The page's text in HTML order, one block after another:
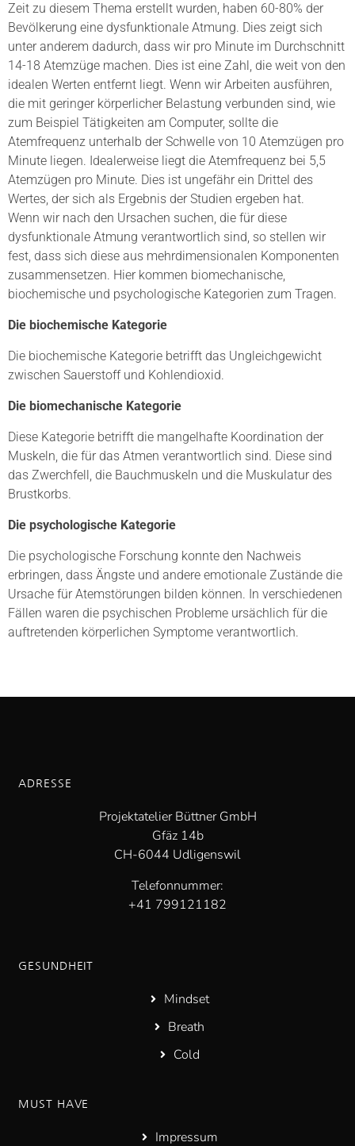
Zeit zu diesem Thema erstellt wurden, haben 60-80% der
Bevölkerung eine dysfunktionale Atmung. Dies zeigt sich
unter anderem dadurch, dass wir pro Minute im Durchschnitt
14-18 Atemzüge machen. Dies ist eine Zahl, die weit von den
idealen Werten entfernt liegt. Wenn wir Arbeiten ausführen,
die mit geringer körperlicher Belastung verbunden sind, wie
zum Beispiel Tätigkeiten am Computer, sollte die
Atemfrequenz unterhalb der Schwelle von 10 Atemzügen pro
Minute liegen. Idealerweise liegt die Atemfrequenz bei 5,5
Atemzügen pro Minute. Dies ist ungefähr ein Drittel des
Wertes, der sich als Ergebnis der Studien ergeben hat.
Wenn wir nach den Ursachen suchen, die für diese
dysfunktionale Atmung verantwortlich sind, so stellen wir
fest, dass sich diese aus mehrdimensionalen Komponenten
zusammensetzen. Hier kommen biomechanische,
biochemische und psychologische Kategorien zum Tragen.
Die biochemische Kategorie
Die biochemische Kategorie betrifft das Ungleichgewicht
zwischen Sauerstoff und Kohlendioxid.
Die biomechanische Kategorie
Diese Kategorie betrifft die mangelhafte Koordination der
Muskeln, die für das Atmen verantwortlich sind. Diese sind
das Zwerchfell, die Bauchmuskeln und die Muskulatur des
Brustkorbs.
Die psychologische Kategorie
Die psychologische Forschung konnte den Nachweis
erbringen, dass Ängste und andere emotionale Zustände die
Ursache für Atemstörungen bilden können. In verschiedenen
Fällen waren die psychischen Probleme ursächlich für die
auftretenden körperlichen Symptome verantwortlich.
ADRESSE
Projektatelier Büttner GmbH
Gfäz 14b
CH-6044 Udligenswil
Telefonnummer:
+41 799121182
GESUNDHEIT
Mindset
Breath
Cold
MUST HAVE
Impressum